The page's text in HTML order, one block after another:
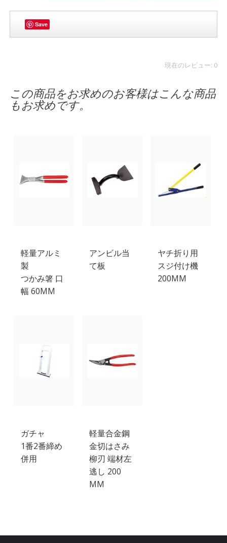
Save
現在のレビュー: 0
この商品をお求めのお客様はこんな商品
もお求めです。
軽量アルミ
製
つかみ箸 口
幅 60MM
アンビル当
て板
ヤチ折り用
スジ付け機
200MM
ガチャ
1番2番締め
併用
軽量合金鋼
金切はさみ
柳刃 端材左
逃し 200
MM